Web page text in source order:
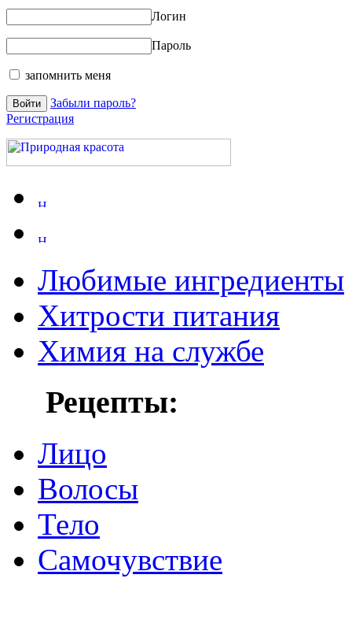
Логин
Пароль
запомнить меня
Забыли пароль?
Регистрация
Любимые ингредиенты
Хитрости питания
Химия на службе
Рецепты:
Лицо
Волосы
Тело
Самочувствие